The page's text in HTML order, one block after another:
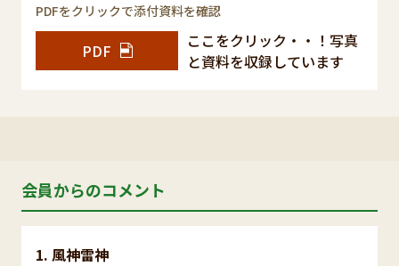
PDFをクリックで添付資料を確認
PDF
ここをクリック・・！写真
と資料を収録しています
会員からのコメント
風神雷神